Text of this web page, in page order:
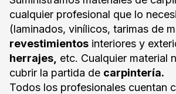
40€/m2 según la obra.
cualquier profesional que lo
(laminados, vinílicos, tarimas de
revestimientos interiores y
herrajes, etc. Cualquier material
cubrir la partida de carpintería.
Todos los profesionales cuentan